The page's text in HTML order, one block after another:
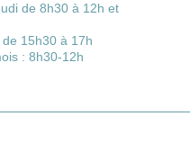
de 8h30 à 12h et
15h30 à 17h
: 8h30-12h